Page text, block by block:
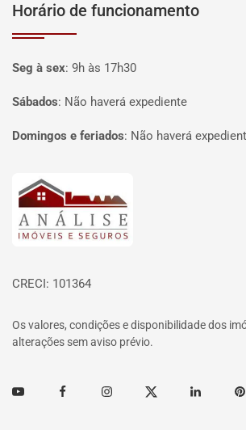
Horário de funcionamento
Seg à sex: 9h às 17h30
Sábados: Não haverá expediente
Domingos e feriados: Não haverá
Página inicial
CRECI: 101364
Os valores, condições e disponibilidade dos
alterações sem aviso prévio.
Youtube FacebookInstagramTwitter Linkedin